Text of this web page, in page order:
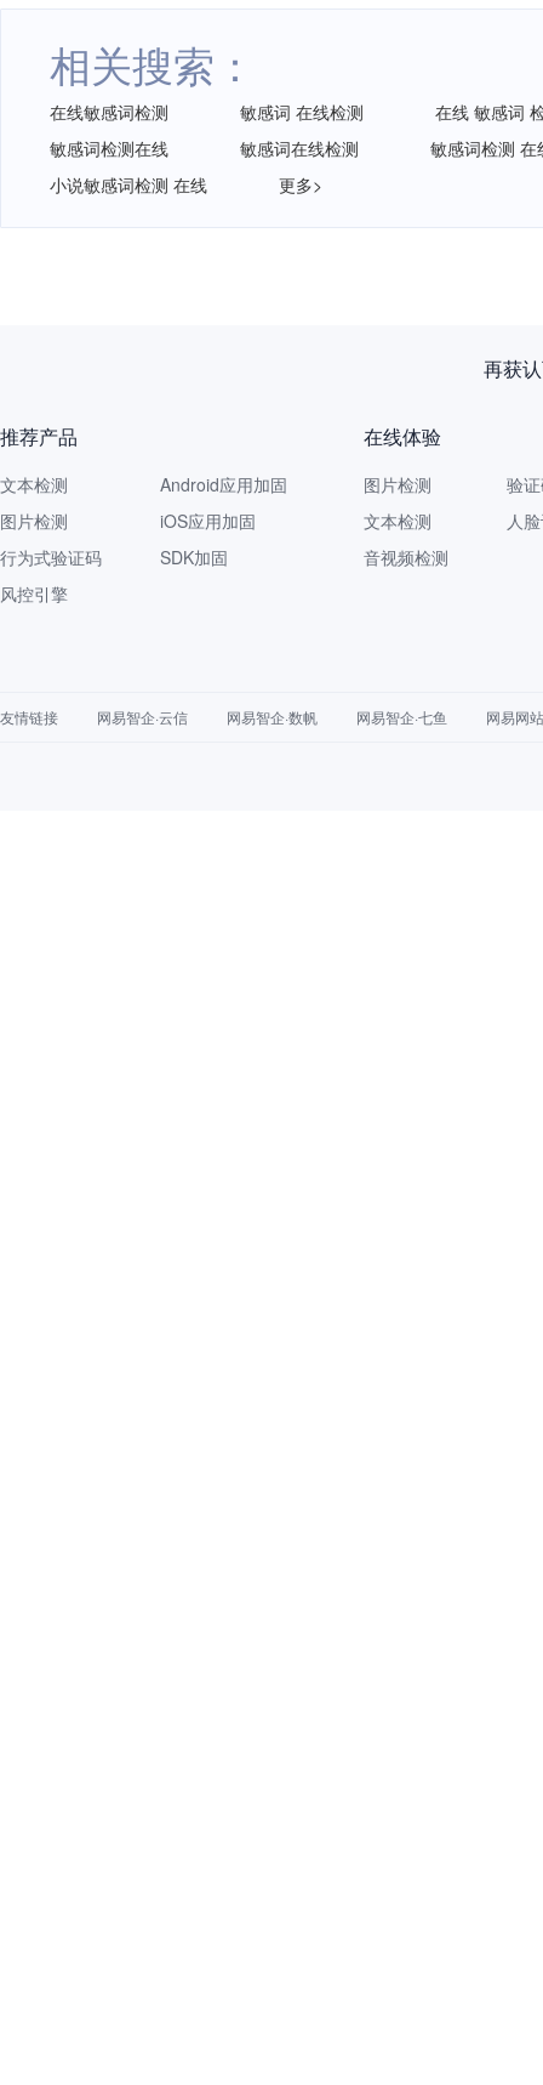
相关搜索：
在线敏感词检测 敏感词 在线检测
在线 敏感词
敏感词检测在线
敏感词在线检测
敏感词检测 在
小说敏感词检测 在线
更多>
再获
推荐产品
文本检测
图片检测
行为式验证码
风控引擎
Android应用加固
iOS应用加固
SDK加固
在线体验
图片检测
文本检测
音视频检测
验
人
友情链接 网易智企·云信 网易智企·数帆 网易智企·七鱼 网易网